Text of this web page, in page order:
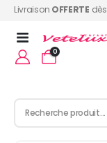
Livraison OFFERTE
0